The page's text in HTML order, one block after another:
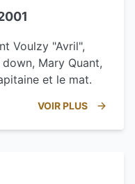
Voulzy "Avril",
Mary Quant,
et le mat.
VOIR PLUS